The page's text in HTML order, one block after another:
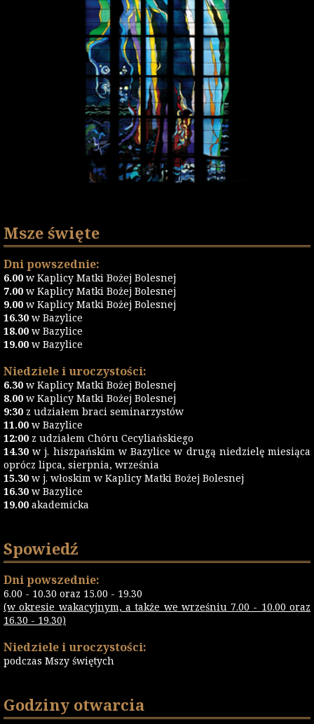
Msze święte
Dni powszednie:
6.00 w Kaplicy Matki Bożej Bolesnej
7.00 w Kaplicy Matki Bożej Bolesnej
9.00 w Kaplicy Matki Bożej Bolesnej
16.30 w Bazylice
18.00 w Bazylice
19.00 w Bazylice
Niedziele i uroczystości:
6.30 w Kaplicy Matki Bożej Bolesnej
8.00 w Kaplicy Matki Bożej Bolesnej
9:30 z udziałem braci seminarzystów
11.00 w Bazylice
12:00 z udziałem Chóru Cecyliańskiego
14.30 w j. hiszpańskim w Bazylice w drugą niedzielę miesiąca
oprócz lipca, sierpnia, września
15.30 w j. włoskim w Kaplicy Matki Bożej Bolesnej
16.30 w Bazylice
19.00 akademicka
Spowiedź
Dni powszednie:
6.00 - 10.30 oraz 15.00 - 19.30
(w okresie wakacyjnym, a także we wrześniu 7.00 - 10.00 oraz
16.30 - 19.30)
Niedziele i uroczystości:
podczas Mszy świętych
Godziny otwarcia